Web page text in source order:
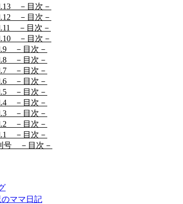
－目次－
－目次－
－目次－
－目次－
－目次－
－目次－
－目次－
－目次－
－目次－
－目次－
－目次－
－目次－
－目次－
号 －目次－
ママ日記